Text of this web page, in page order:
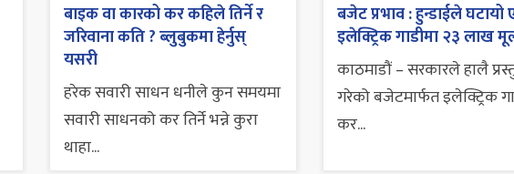
बाइक वा कारको कर कहिले तिर्ने र
जरिवाना कति ? ब्लुबुकमा हेर्नुस्
यसरी
हरेक सवारी साधन धनीले कुन समयमा
सवारी साधनको कर तिर्ने भन्ने कुरा
थाहा...
बजेट प्रभाव : हुन्डाईले घटायो
इलेक्ट्रिक गाडीमा २३ लाख
काठमाडौं – सरकारले हालै
गरेको बजेटमार्फत इलेक्ट्रिक
कर...